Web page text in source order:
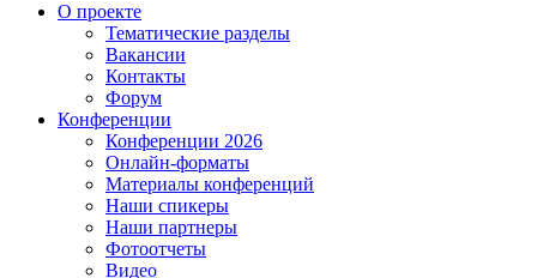
О проекте
Тематические разделы
Вакансии
Контакты
Форум
Конференции
Конференции 2026
Онлайн-форматы
Материалы конференций
Наши спикеры
Наши партнеры
Фотоотчеты
Видео